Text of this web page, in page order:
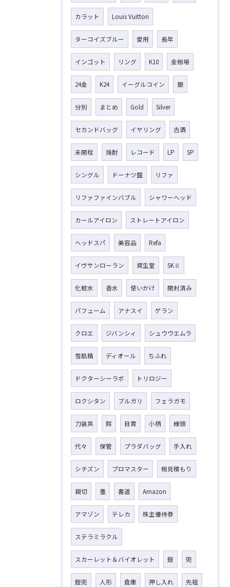
カラット Louis Vuitton
ターコイズブルー 愛用 長年
インゴット リング K10 金相場
24金 K24 イーグルコイン 銀
分別 まとめ Gold Silver
セカンドバッグ イヤリング 古酒
未開栓 焼酎 レコード LP SP
シングル ドーナツ盤 リファ
リファファインバブル シャワーヘッド
カールアイロン ストレートアイロン
ヘッドスパ 美容品 Refa
イヴサンローラン 資生堂 SKⅡ
化粧水 香水 使いかけ 開封済み
パフューム アナスイ ゲラン
クロエ ジバンシィ シュウウエムラ
雪肌精 ディオール ちふれ
ドクターシーラボ トリロジー
ロクシタン ブルガリ フェラガモ
刀装具 鍔 目貫 小柄 縁頭
代々 保管 プラダバッグ 手入れ
シチズン プロマスター 相見積もり
親切 墨 書道 Amazon
アマゾン テレカ 株主優待券
ステラミラクル
スカーレット＆バイオレット 鎧 兜
鎧兜 人形 倉庫 押し入れ 先祖